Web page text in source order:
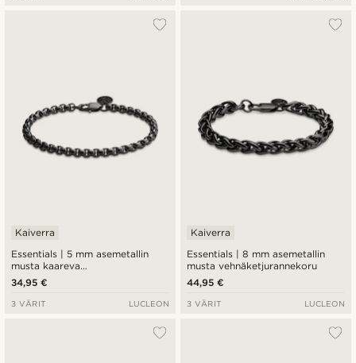
Essentials | 5 mm asemetallin
musta kaareva
venetsiaketjurannekoru
Kaiverra
34,95 €
3 VÄRIT LUCLEON
Essentials | 8 mm asemetallin
musta vehnäketjurannekoru
Kaiverra
44,95 €
3 VÄRIT LUCLEON